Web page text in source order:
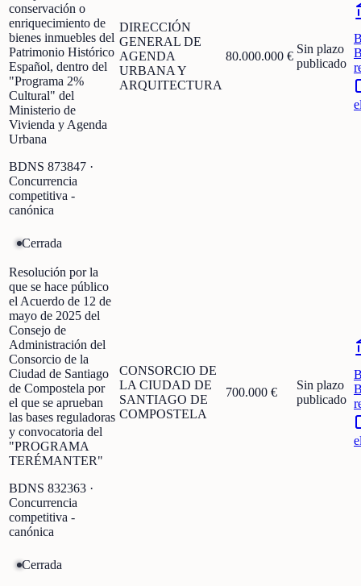
conservación o
enriquecimiento de
bienes inmuebles del
Patrimonio Histórico
Español, dentro del
"Programa 2%
Cultural" del
Ministerio de
Vivienda y Agenda
Urbana
BDNS 873847 ·
Concurrencia
competitiva -
canónica
DIRECCIÓN
GENERAL DE
AGENDA
URBANA Y
ARQUITECTURA
80.000.000 €
Sin plazo
publicado
Cerrada
Resolución por la
que se hace público
el Acuerdo de 12 de
mayo de 2025 del
Consejo de
Administración del
Consorcio de la
Ciudad de Santiago
de Compostela por
el que se aprueban
las bases reguladoras
y convocatoria del
"PROGRAMA
TERÉMANTER"
BDNS 832363 ·
Concurrencia
competitiva -
canónica
CONSORCIO DE
LA CIUDAD DE
SANTIAGO DE
COMPOSTELA
700.000 €
Sin plazo
publicado
Cerrada